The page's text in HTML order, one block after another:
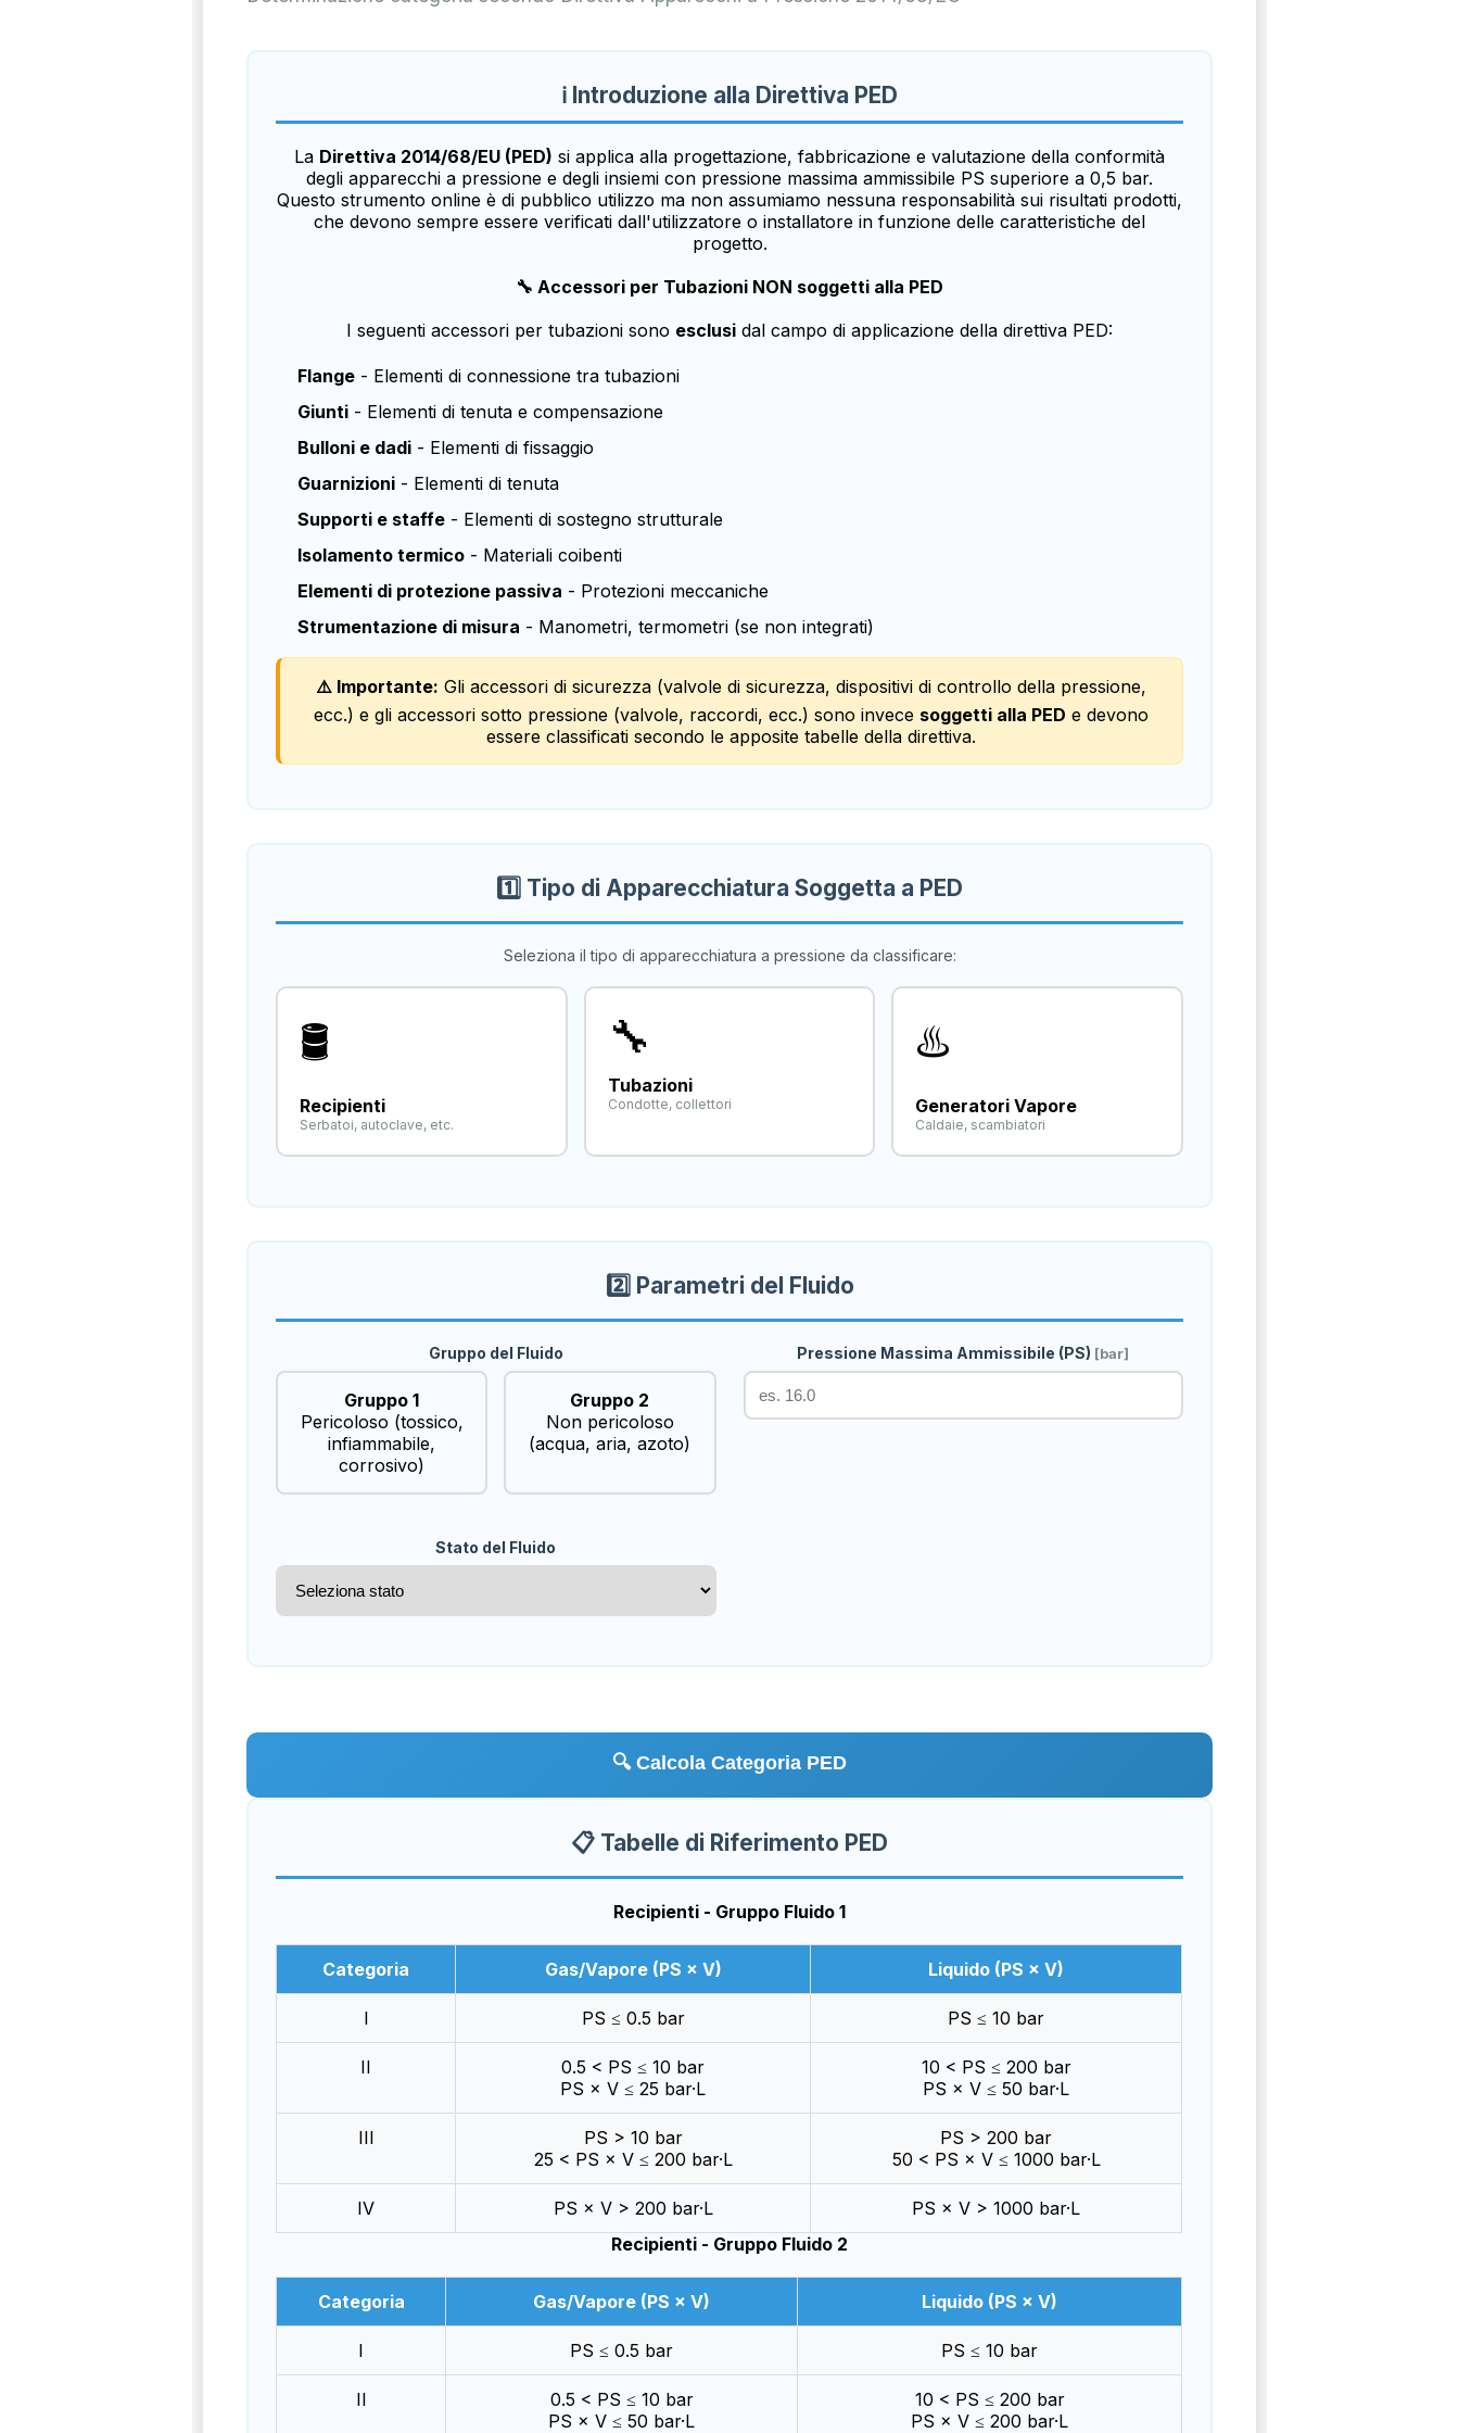
ℹ️ Introduzione alla Direttiva PED
La Direttiva 2014/68/EU (PED) si applica alla progettazione, fabbricazione e valutazione della conformità
degli apparecchi a pressione e degli insiemi con pressione massima ammissibile PS superiore a 0,5 bar.
Questo strumento online è di pubblico utilizzo ma non assumiamo nessuna responsabilità sui risultati prodotti,
che devono sempre essere verificati dall'utilizzatore o installatore in funzione delle caratteristiche del
progetto.
🔧 Accessori per Tubazioni NON soggetti alla PED
I seguenti accessori per tubazioni sono esclusi dal campo di applicazione della direttiva PED:
Flange - Elementi di connessione tra tubazioni
Giunti - Elementi di tenuta e compensazione
Bulloni e dadi - Elementi di fissaggio
Guarnizioni - Elementi di tenuta
Supporti e staffe - Elementi di sostegno strutturale
Isolamento termico - Materiali coibenti
Elementi di protezione passiva - Protezioni meccaniche
Strumentazione di misura - Manometri, termometri (se non integrati)
⚠️ Importante: Gli accessori di sicurezza (valvole di sicurezza, dispositivi di controllo della pressione,
ecc.) e gli accessori sotto pressione (valvole, raccordi, ecc.) sono invece soggetti alla PED e devono
essere classificati secondo le apposite tabelle della direttiva.
1️⃣ Tipo di Apparecchiatura Soggetta a PED
Seleziona il tipo di apparecchiatura a pressione da classificare:
🛢️
Recipienti
Serbatoi, autoclave, etc.
🔧
Tubazioni
Condotte, collettori
♨️
Generatori Vapore
Caldaie, scambiatori
2️⃣ Parametri del Fluido
Gruppo del Fluido
Gruppo 1
Pericoloso (tossico,
infiammabile,
corrosivo)
Gruppo 2
Non pericoloso
(acqua, aria, azoto)
Stato del Fluido
Pressione Massima Ammissibile (PS) [bar]
🔍 Calcola Categoria PED
📋 Tabelle di Riferimento PED
Recipienti - Gruppo Fluido 1
Categoria Gas/Vapore (PS × V) Liquido (PS × V)
I PS ≤ 0.5 bar PS ≤ 10 bar
II
0.5 < PS ≤ 10 bar
PS × V ≤ 25 bar·L
10 < PS ≤ 200 bar
PS × V ≤ 50 bar·L
III
PS > 10 bar
25 < PS × V ≤ 200 bar·L
PS > 200 bar
50 < PS × V ≤ 1000 bar·L
IV PS × V > 200 bar·L
PS × V > 1000 bar·L
Recipienti - Gruppo Fluido 2
Categoria Gas/Vapore (PS × V) Liquido (PS × V)
I PS ≤ 0.5 bar PS ≤ 10 bar
II
0.5 < PS ≤ 10 bar
PS × V ≤ 50 bar·L
10 < PS ≤ 200 bar
PS × V ≤ 200 bar·L